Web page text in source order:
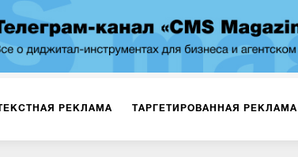
РЕКЛАМА ТАРГЕТИРОВАННАЯ РЕКЛАМА